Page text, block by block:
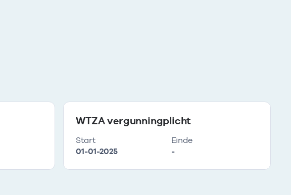
WTZA vergunningplicht
Start
01-01-2025
Einde
-